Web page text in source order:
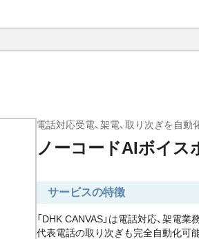
電話対応受電、架電、取り次ぎを自動
ノーコードAIボイス
サービスの特徴
「DHK CANVAS」は電話対応、架電
代表電話の取り次ぎも完全自動化可能